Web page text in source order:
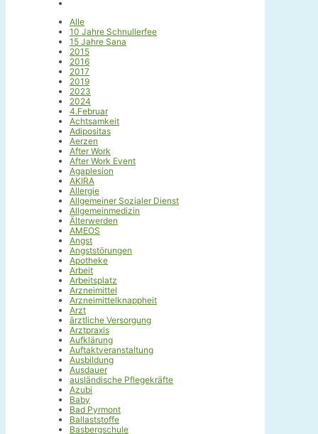
Alle
10 Jahre Schnullerfee
15 Jahre Sana
2015
2016
2017
2019
2023
2024
4.Februar
Achtsamkeit
Adipositas
Aerzen
After Work
After Work Event
Agaplesion
AKIRA
Allergie
Allgemeiner Sozialer Dienst
Allgemeinmedizin
Älterwerden
AMEOS
Angst
Angststörungen
Apotheke
Arbeit
Arbeitsplatz
Arzneimittel
Arzneimittelknappheit
Arzt
ärztliche Versorgung
Arztpraxis
Aufklärung
Auftaktveranstaltung
Ausbildung
Ausdauer
ausländische Pflegekräfte
Azubi
Baby
Bad Pyrmont
Ballaststoffe
Basbergschule